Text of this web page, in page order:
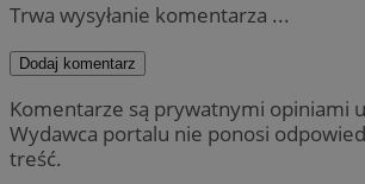
Trwa wysyłanie komentarza ...
Dodaj komentarz
Komentarze są prywatnymi opiniami
Wydawca portalu nie ponosi
treść.